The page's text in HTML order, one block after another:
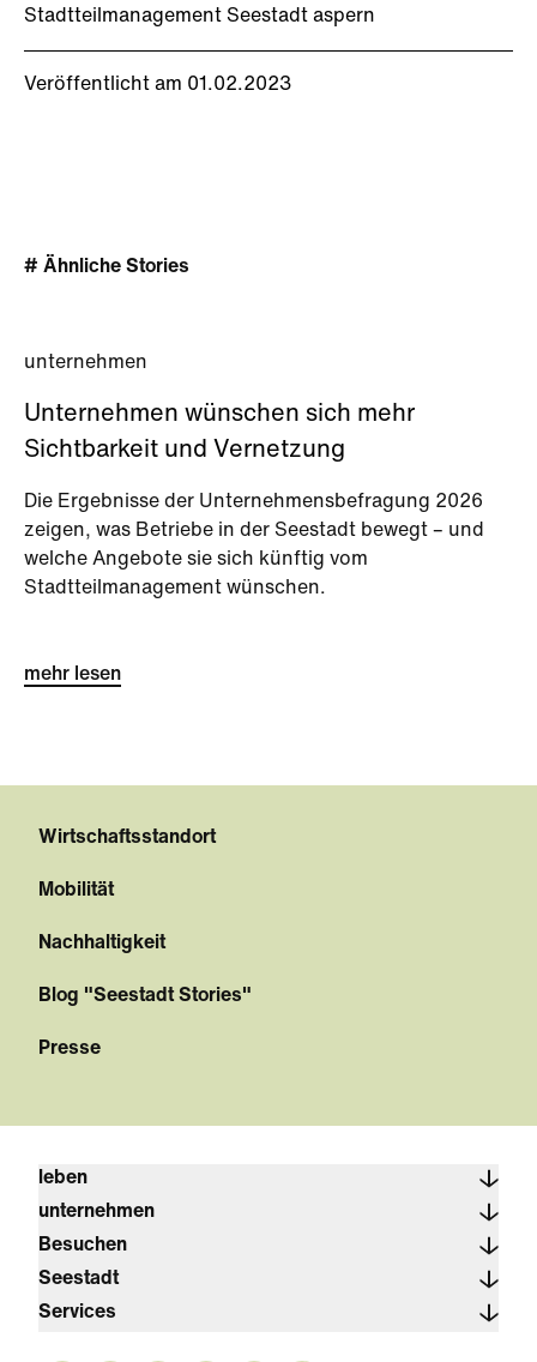
Stadtteilmanagement Seestadt aspern
Veröffentlicht am 01.02.2023
# Ähnliche Stories
unternehmen
Unternehmen wünschen sich mehr
Sichtbarkeit und Vernetzung
Die Ergebnisse der Unternehmensbefragung 2026
zeigen, was Betriebe in der Seestadt bewegt – und
welche Angebote sie sich künftig vom
Stadtteilmanagement wünschen.
mehr lesen
Wirtschaftsstandort
Mobilität
Nachhaltigkeit
Blog "Seestadt Stories"
Presse
leben
unternehmen
Besuchen
Seestadt
Services